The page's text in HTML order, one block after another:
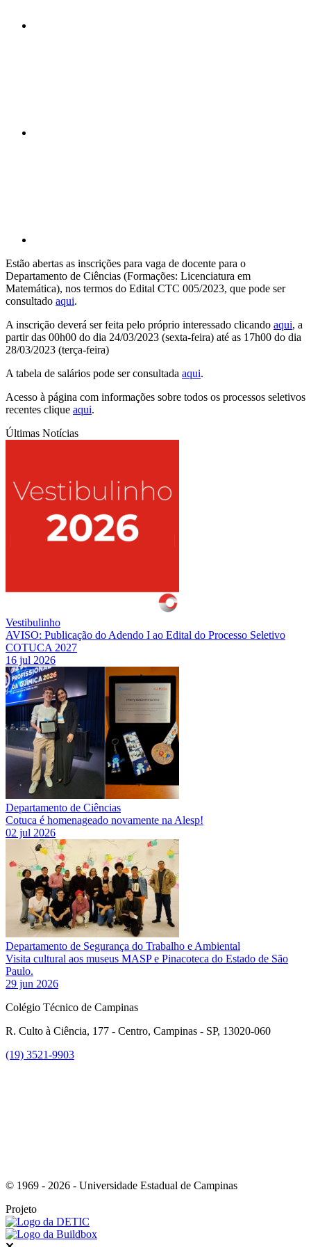
Estão abertas as inscrições para vaga de docente para o
Departamento de Ciências (Formações: Licenciatura em
Matemática), nos termos do Edital CTC 005/2023, que pode ser
consultado aqui.
A inscrição deverá ser feita pelo próprio interessado clicando aqui, a
partir das 00h00 do dia 24/03/2023 (sexta-feira) até as 17h00 do dia
28/03/2023 (terça-feira)
A tabela de salários pode ser consultada aqui.
Acesso à página com informações sobre todos os processos seletivos
recentes clique aqui.
Últimas Notícias
Vestibulinho
AVISO: Publicação do Adendo I ao Edital do Processo Seletivo
COTUCA 2027
16 jul 2026
Departamento de Ciências
Cotuca é homenageado novamente na Alesp!
02 jul 2026
Departamento de Segurança do Trabalho e Ambiental
Visita cultural aos museus MASP e Pinacoteca do Estado de São
Paulo.
29 jun 2026
Colégio Técnico de Campinas
R. Culto à Ciência, 177 - Centro, Campinas - SP, 13020-060
(19) 3521-9903
© 1969 - 2026 - Universidade Estadual de Campinas
Projeto